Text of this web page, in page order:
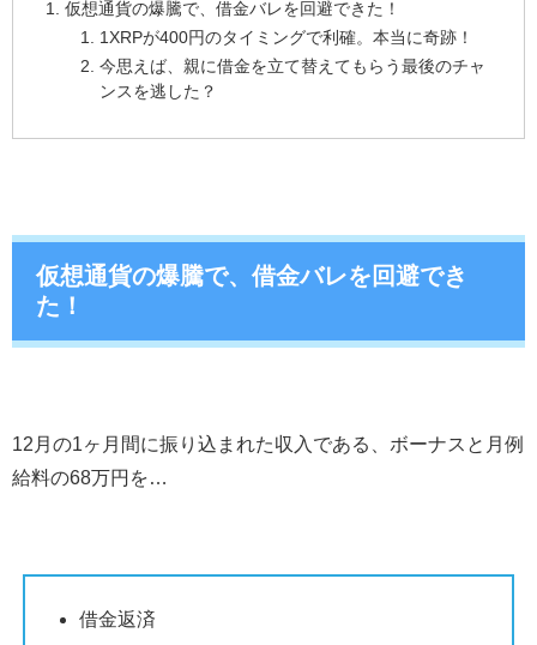
仮想通貨の爆騰で、借金バレを回避できた！
1XRPが400円のタイミングで利確。本当に奇跡！
今思えば、親に借金を立て替えてもらう最後のチャ
ンスを逃した？
仮想通貨の爆騰で、借金バレを回避でき
た！
12月の1ヶ月間に振り込まれた収入である、ボーナスと月例
給料の68万円を…
借金返済